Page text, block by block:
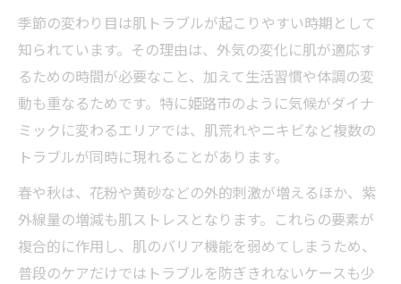
ストレス管理とニキビ予防の実践ポイント
毎日続けたいニキビ対策と美肌習慣
季節の変わり目は肌トラブルが起こりやすい時期として
知られています。その理由は、外気の変化に肌が適応す
るための時間が必要なこと、加えて生活習慣や体調の変
動も重なるためです。特に姫路市のように気候がダイナ
ミックに変わるエリアでは、肌荒れやニキビなど複数の
トラブルが同時に現れることがあります。
春や秋は、花粉や黄砂などの外的刺激が増えるほか、紫
外線量の増減も肌ストレスとなります。これらの要素が
複合的に作用し、肌のバリア機能を弱めてしまうため、
普段のケアだけではトラブルを防ぎきれないケースも少